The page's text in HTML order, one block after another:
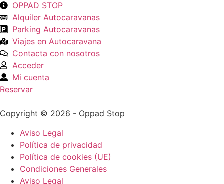
OPPAD STOP
Alquiler Autocaravanas
Parking Autocaravanas
Viajes en Autocaravana
Contacta con nosotros
Acceder
Mi cuenta
Reservar
Copyright © 2026 - Oppad Stop
Aviso Legal
Política de privacidad
Política de cookies (UE)
Condiciones Generales
Aviso Legal